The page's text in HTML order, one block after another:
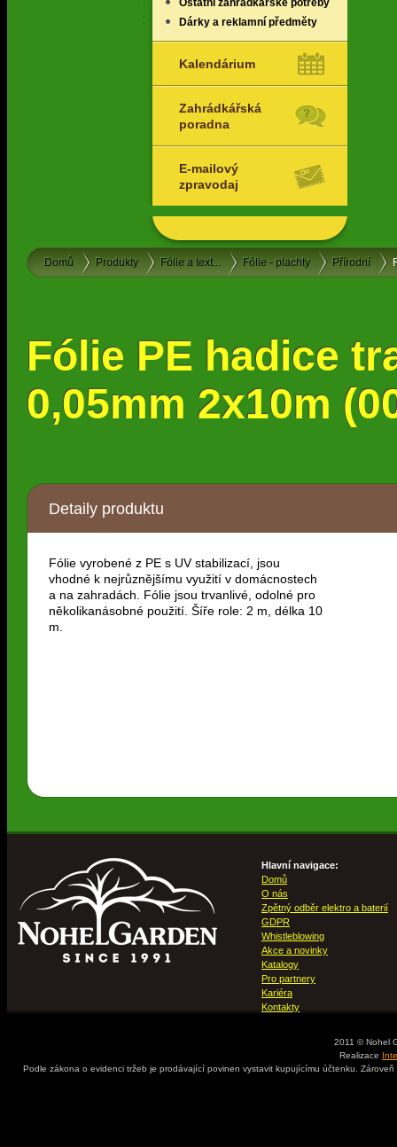
Ostatní zahrádkářské potřeby
Dárky a reklamní předměty
Kalendárium
Zahrádkářská
poradna
E-mailový
zpravodaj
Domů Produkty Fólie a text... Fólie - plachty Přírodní
Fólie PE hadice
0,05mm 2x10m
Detaily produktu
Fólie vyrobené z PE s UV stabilizací, jsou
vhodné k nejrůznějšímu využití v domácnostech
a na zahradách. Fólie jsou trvanlivé, odolné pro
několikanásobné použití. Šíře role: 2 m, délka 10
m.
Hlavní navigace:
Domů
O nás
Zpětný odběr elektro a baterií
GDPR
Whistleblowing
Akce a novinky
Katalogy
Pro partnery
Kariéra
Kontakty
2011 © Nohel
Realizace
Podle zákona o evidenci tržeb je prodávající povinen vystavit kupujícímu účtenku.